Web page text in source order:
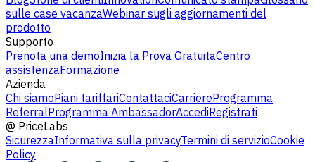
sulle case vacanzaWebinar sugli aggiornamenti del
prodotto
Supporto
Prenota una demoInizia la Prova GratuitaCentro
assistenzaFormazione
Azienda
Chi siamoPiani tariffariContattaciCarriereProgramma
ReferralProgramma AmbassadorAccediRegistrati
@ PriceLabs
SicurezzaInformativa sulla privacyTermini di servizioCookie
Policy